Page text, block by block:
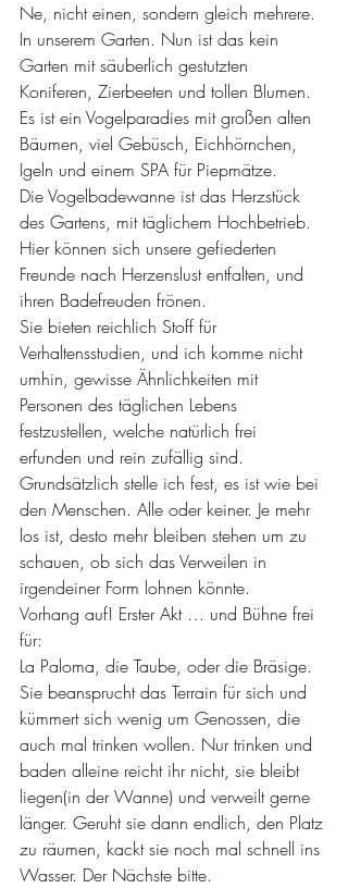
Ne, nicht einen, sondern gleich mehrere.
In unserem Garten. Nun ist das kein
Garten mit säuberlich gestutzten
Koniferen, Zierbeeten und tollen Blumen.
Es ist ein Vogelparadies mit großen alten
Bäumen, viel Gebüsch, Eichhörnchen,
Igeln und einem SPA für Piepmätze.
Die Vogelbadewanne ist das Herzstück
des Gartens, mit täglichem Hochbetrieb.
Hier können sich unsere gefiederten
Freunde nach Herzenslust entfalten, und
ihren Badefreuden frönen.
Sie bieten reichlich Stoff für
Verhaltensstudien, und ich komme nicht
umhin, gewisse Ähnlichkeiten mit
Personen des täglichen Lebens
festzustellen, welche natürlich frei
erfunden und rein zufällig sind.
Grundsätzlich stelle ich fest, es ist wie bei
den Menschen. Alle oder keiner. Je mehr
los ist, desto mehr bleiben stehen um zu
schauen, ob sich das Verweilen in
irgendeiner Form lohnen könnte.
Vorhang auf! Erster Akt … und Bühne frei
für:
La Paloma, die Taube, oder die Bräsige.
Sie beansprucht das Terrain für sich und
kümmert sich wenig um Genossen, die
auch mal trinken wollen. Nur trinken und
baden alleine reicht ihr nicht, sie bleibt
liegen(in der Wanne) und verweilt gerne
länger. Geruht sie dann endlich, den Platz
zu räumen, kackt sie noch mal schnell ins
Wasser. Der Nächste bitte.